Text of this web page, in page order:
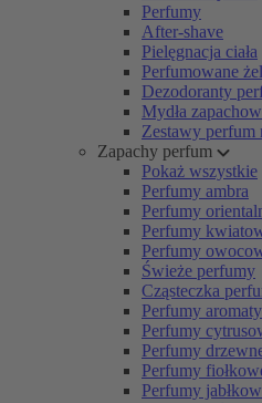
Perfumy
After-shave
Pielęgnacja ciała
Perfumowane
Dezodoranty
Mydła
Zestawy perfum
Zapachy perfum
Pokaż wszystkie
Perfumy ambra
Perfumy
Perfumy
Perfumy
Świeże perfumy
Cząsteczka
Perfumy
Perfumy
Perfumy
Perfumy
Perfumy